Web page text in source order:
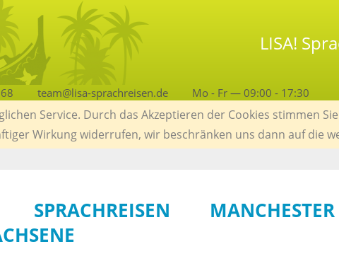
LISA!
team@lisa-sprachreisen.de Mo - Fr — 09:00 - 17:30
Service. Durch das Akzeptieren der Cookies stimmen
Wirkung widerrufen, wir beschränken uns dann auf die
SPRACHREISEN